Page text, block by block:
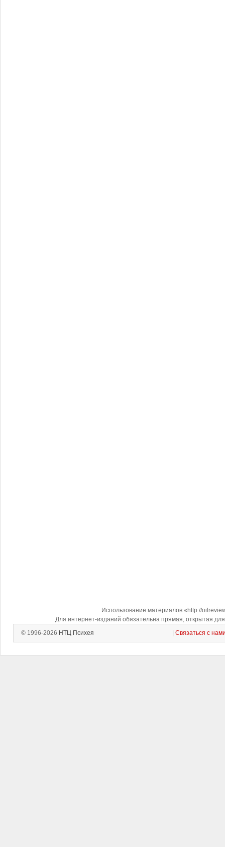
Использование материалов «http://
Для интернет-изданий обязательна прямая, открытая
© 1996-2026 НТЦ Психея Связаться с